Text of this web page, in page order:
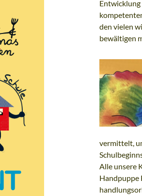
Entwicklung
den vielen
bewältigen
vermittelt,
Alle unsere
Handpuppe